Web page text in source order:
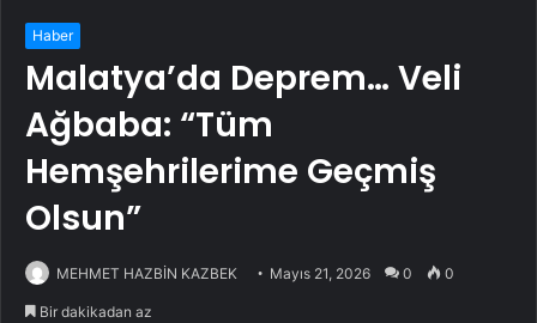
Haber
Malatya’da Deprem… Veli
Ağbaba: “Tüm
Hemşehrilerime Geçmiş
Olsun”
MEHMET HAZBİN KAZBEK Mayıs 21, 2026 0 0
Bir dakikadan az